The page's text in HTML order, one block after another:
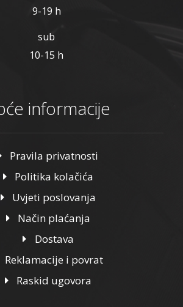
9-19 h
sub
10-15 h
informacije
Pravila privatnosti
Politika kolačića
Uvjeti poslovanja
Način plaćanja
Dostava
Reklamacije i povrat
Raskid ugovora